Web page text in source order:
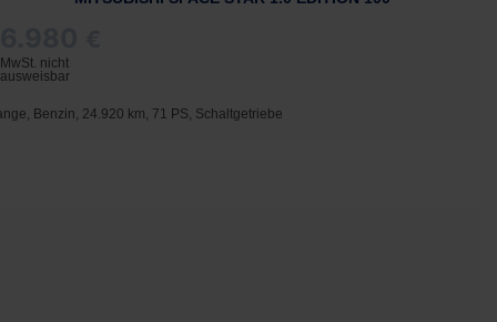
MwSt. nicht
ausweisbar
Benzin, 24.920 km, 71 PS, Schaltgetriebe